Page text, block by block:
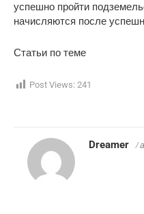
успешно пройти
начисляются после
Статьи по теме
Post Views: 241
Dreamer /